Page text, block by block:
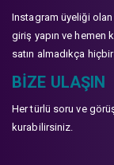
Instagram üyeliği
giriş yapın ve hemen
satın almadıkça
BIZE ULAŞIN
Her türlü soru ve
kurabilirsiniz.